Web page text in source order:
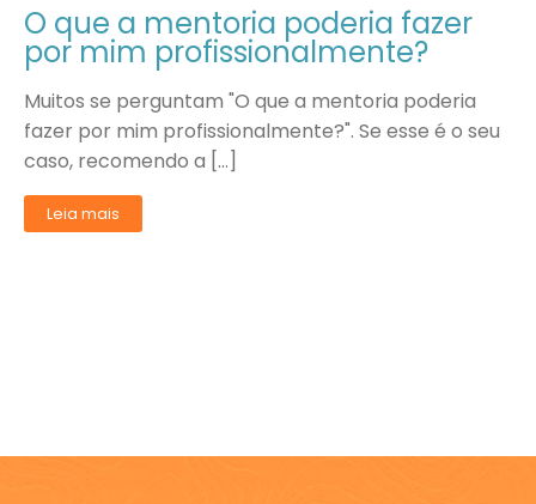
O que a mentoria poderia fazer
por mim profissionalmente?
Muitos se perguntam "O que a mentoria poderia
fazer por mim profissionalmente?". Se esse é o seu
caso, recomendo a […]
Leia mais